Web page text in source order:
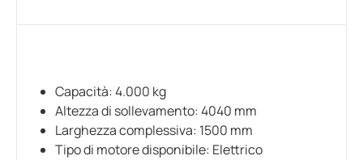
Capacità: 4.000 kg
Altezza di sollevamento: 4040 mm
Larghezza complessiva: 1500 mm
Tipo di motore disponibile: Elettrico